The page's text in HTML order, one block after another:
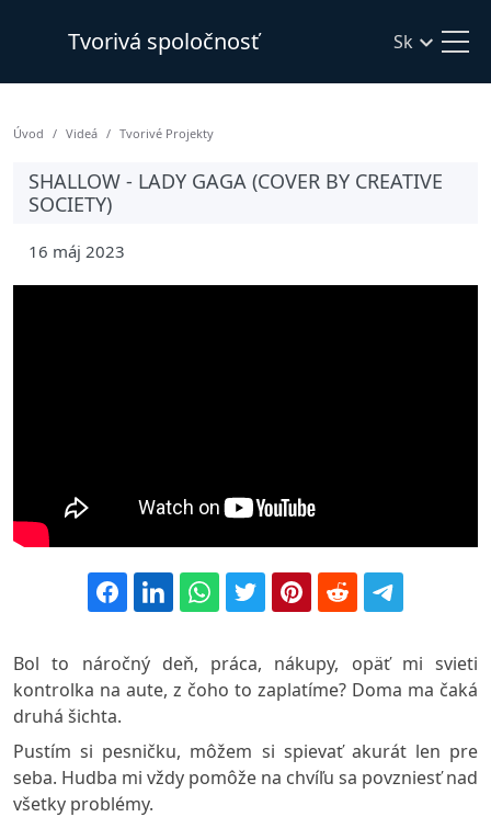
Tvorivá spoločnosť Sk
Úvod Videá Tvorivé Projekty
SHALLOW - LADY GAGA (COVER BY CREATIVE
SOCIETY)
16 máj 2023
Bol to náročný deň, práca, nákupy, opäť mi svieti
kontrolka na aute, z čoho to zaplatíme? Doma ma čaká
druhá šichta.
Pustím si pesničku, môžem si spievať akurát len pre
seba. Hudba mi vždy pomôže na chvíľu sa povzniesť nad
všetky problémy.